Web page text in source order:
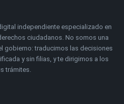
independiente especializado en
ciudadanos. No somos una
gobierno: traducimos las decisiones
y sin filias, y te dirigimos a los
trámites.